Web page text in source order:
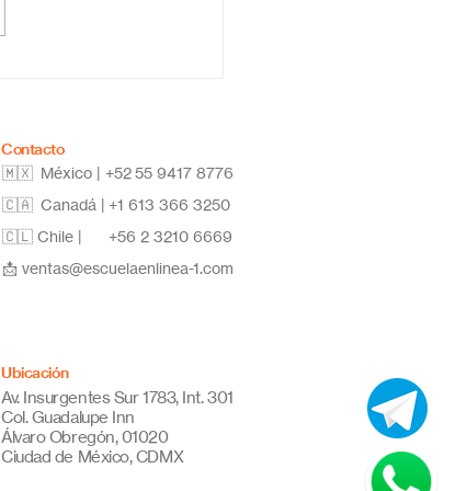
Contacto
🇲🇽 México | +5255 9417 8776
🇨🇦 Canadá | +1 613 366 3250
🇨🇱 Chile | +56 2 3210 6669
📩 ventas@escuelaenlinea-1.com
Ubicación
Av. Insurgentes Sur 1783, Int. 301
Col. Guadalupe Inn
Álvaro Obregón, 01020
Ciudad de México, CDMX